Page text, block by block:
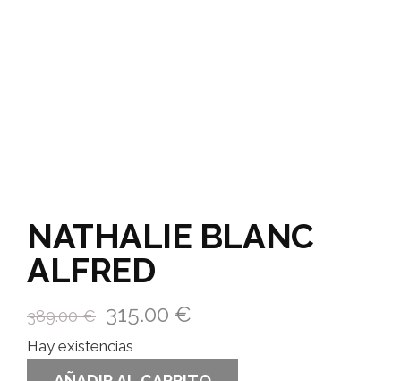
NATHALIE BLANC
ALFRED
389.00€ 315.00 €
Hay existencias